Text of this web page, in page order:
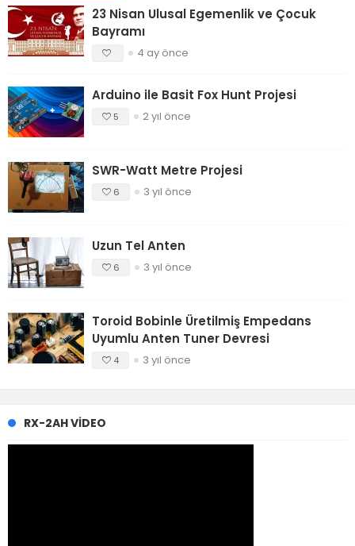
23 Nisan Ulusal Egemenlik ve Çocuk
Bayramı
4 ay önce
Arduino ile Basit Fox Hunt Projesi
5 2 yıl önce
SWR-Watt Metre Projesi
6 3 yıl önce
Uzun Tel Anten
6 3 yıl önce
Toroid Bobinle Üretilmiş Empedans
Uyumlu Anten Tuner Devresi
4 3 yıl önce
RX-2AH VIDEO